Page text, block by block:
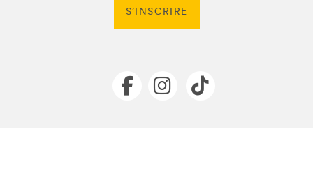
S’INSCRIRE